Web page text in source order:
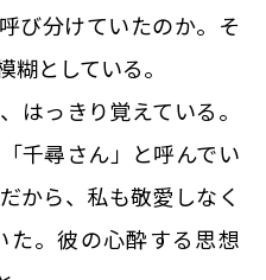
び分けていたのか。そ
としている。
はっきり覚えている。
千尋さん」と呼んでい
から、私も敬愛しなく
た。彼の心酔する思想